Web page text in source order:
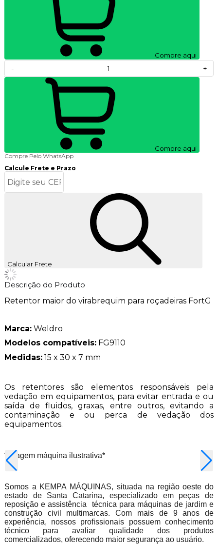
Compre aqui
- +
Compre aqui
Compre Pelo WhatsApp
Calcule Frete e Prazo
Calcular Frete
Descrição do Produto
Retentor maior do virabrequim para roçadeiras FortG
Marca:Weldro
Modelos compatíveis:FG9110
Medidas:15 x 30 x 7 mm
Os retentores são elementos responsáveis pela
vedação em equipamentos, para evitar entrada e ou
saída de fluidos, graxas, entre outros, evitando a
contaminação e ou perca de vedação dos
equipamentos.
*Imagem máquina ilustrativa*
Somos a KEMPA MÁQUINAS, situada na região oeste do
estado de Santa Catarina, especializado em peças de
reposição e assistência técnica para máquinas de jardim e
construção civil multimarcas. Com mais de 9 anos de
experiência, nossos profissionais possuem conhecimento
técnico para avaliar qualidade dos produtos
comercializados, oferecendo maior segurança ao usuário.